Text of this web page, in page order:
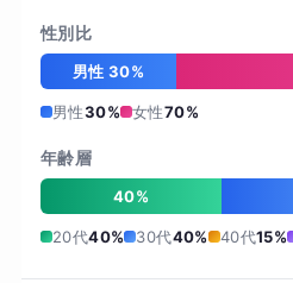
性別比
男性 30%
男性30% 女性70%
年齢層
40%
20代40% 30代40% 40代15%